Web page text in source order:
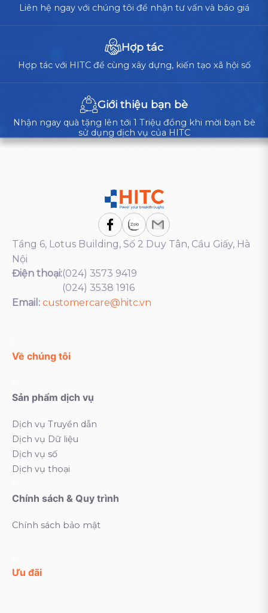
Liên hệ ngay với chúng tôi để nhận tư vấn và báo giá
Hợp tác
Hợp tác với HITC để cùng xây dựng, kiến tạo xã hội số
Giới thiệu bạn bè
Nhận ngay quà tặng lên tới 1 Triệu đồng khi mời bạn bè
sử dụng dịch vụ của HITC
Tầng 6, Lotus Building, Số 2 Duy Tân, Cầu Giấy, Hà
Nội
Điện thoại:(024) 3573 9419
(024) 3538 1916
Email: customercare@hitc.vn
Về chúng tôi
Sản phẩm dịch vụ
Dịch vụ Truyền dẫn
Dịch vụ Dữ liệu
Dịch vụ số
Dịch vụ thoại
Chính sách & Quy trình
Chính sách bảo mật
Ưu đãi